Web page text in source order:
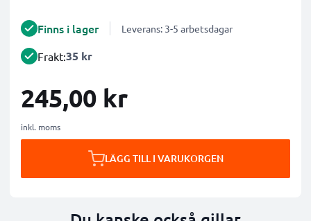
Finns i lager Leverans: 3-5 arbetsdagar
Frakt:35 kr
245,00 kr
inkl. moms
LÄGG TILL I VARUKORGEN